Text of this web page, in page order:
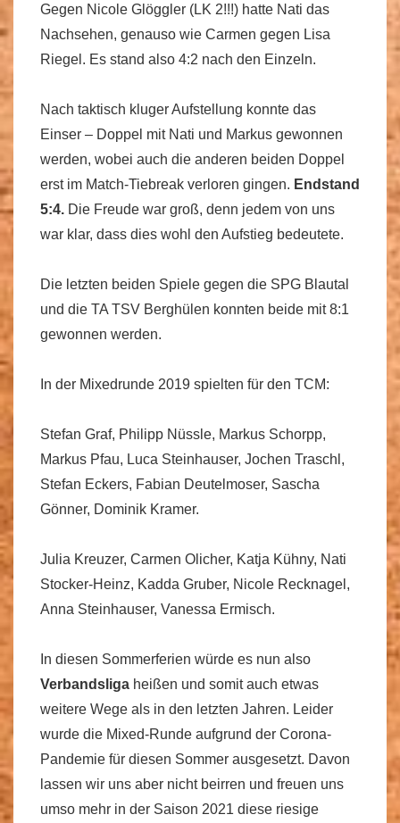
Gegen Nicole Glöggler (LK 2!!!) hatte Nati das
Nachsehen, genauso wie Carmen gegen Lisa
Riegel. Es stand also 4:2 nach den Einzeln.
Nach taktisch kluger Aufstellung konnte das
Einser – Doppel mit Nati und Markus gewonnen
werden, wobei auch die anderen beiden Doppel
erst im Match-Tiebreak verloren gingen. Endstand
5:4. Die Freude war groß, denn jedem von uns
war klar, dass dies wohl den Aufstieg bedeutete.
Die letzten beiden Spiele gegen die SPG Blautal
und die TA TSV Berghülen konnten beide mit 8:1
gewonnen werden.
In der Mixedrunde 2019 spielten für den TCM:
Stefan Graf, Philipp Nüssle, Markus Schorpp,
Markus Pfau, Luca Steinhauser, Jochen Traschl,
Stefan Eckers, Fabian Deutelmoser, Sascha
Gönner, Dominik Kramer.
Julia Kreuzer, Carmen Olicher, Katja Kühny, Nati
Stocker-Heinz, Kadda Gruber, Nicole Recknagel,
Anna Steinhauser, Vanessa Ermisch.
In diesen Sommerferien würde es nun also
Verbandsliga heißen und somit auch etwas
weitere Wege als in den letzten Jahren. Leider
wurde die Mixed-Runde aufgrund der Corona-
Pandemie für diesen Sommer ausgesetzt. Davon
lassen wir uns aber nicht beirren und freuen uns
umso mehr in der Saison 2021 diese riesige